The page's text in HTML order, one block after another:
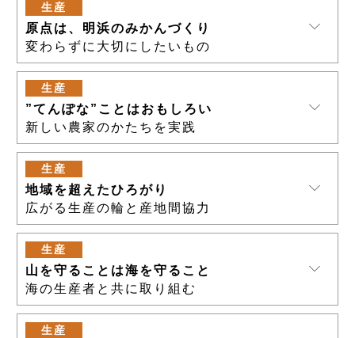
生産
原点は、明浜のみかんづくり
変わらずに大切にしたいもの
生産
”てんぽな”ことはおもしろい
新しい農家のかたちを実践
生産
地域を超えたひろがり
広がる生産の輪と産地間協力
生産
山を守ることは海を守ること
海の生産者と共に取り組む
生産